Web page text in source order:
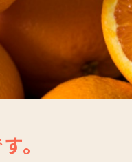
。